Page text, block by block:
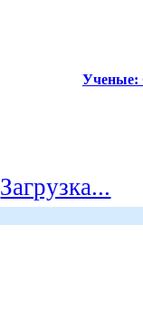
Ученые:
Загрузка...